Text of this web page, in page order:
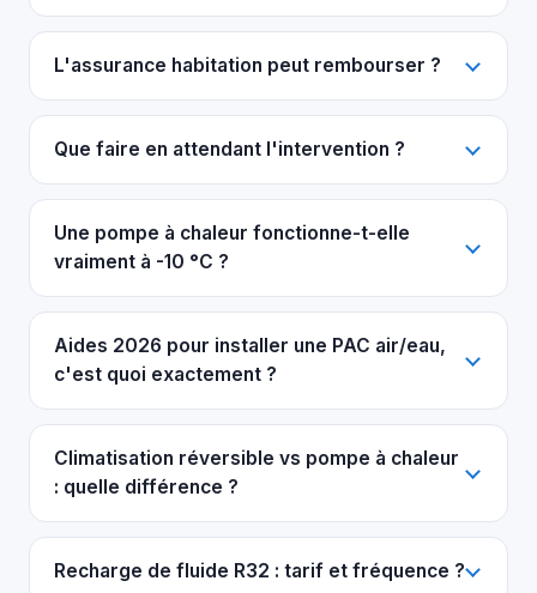
L'assurance habitation peut rembourser ?
Que faire en attendant l'intervention ?
Une pompe à chaleur fonctionne-t-elle
vraiment à -10 °C ?
Aides 2026 pour installer une PAC air/eau,
c'est quoi exactement ?
Climatisation réversible vs pompe à chaleur
: quelle différence ?
Recharge de fluide R32 : tarif et fréquence ?